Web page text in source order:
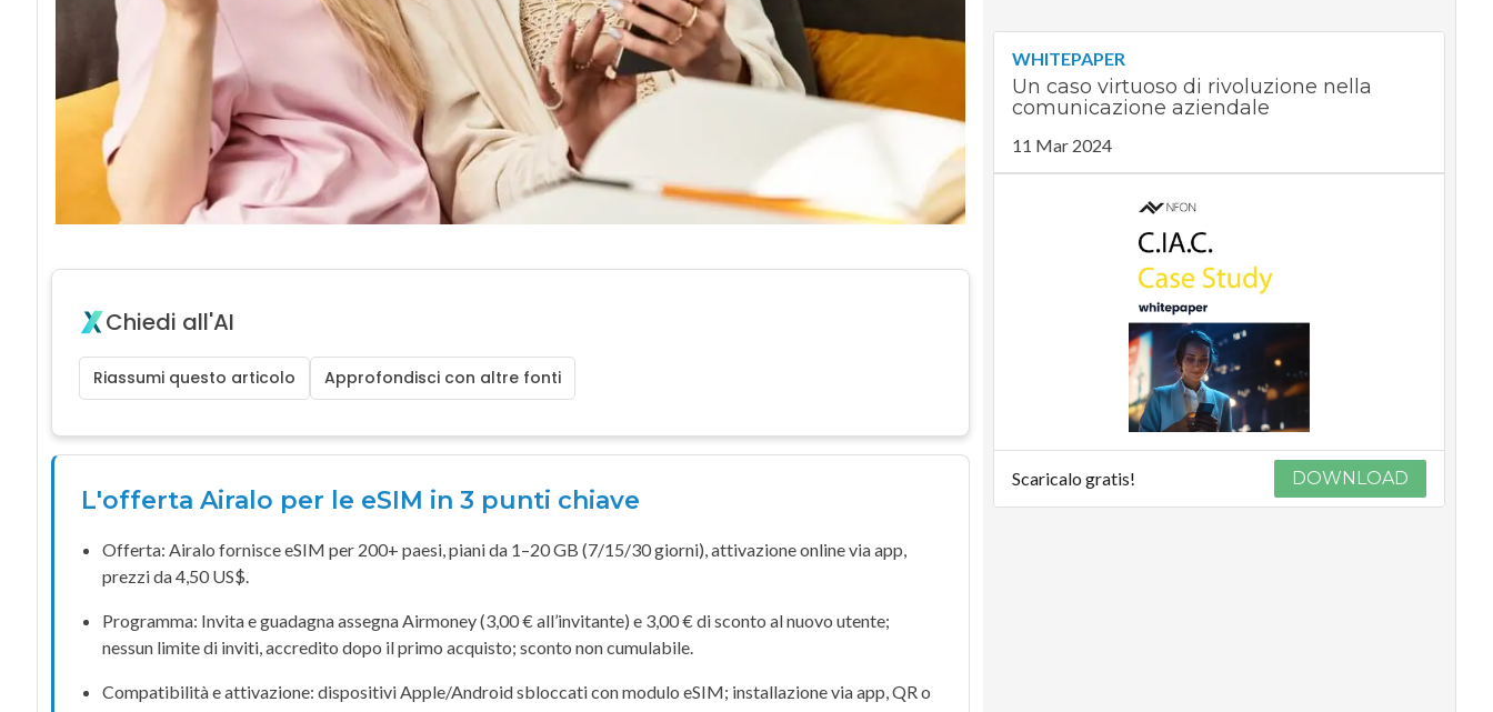
Chiedi all'AI
Riassumi questo articolo Approfondisci con altre fonti
L'offerta Airalo per le eSIM in 3 punti chiave
Offerta: Airalo fornisceeSIM per 200+ paesi, piani da 1–20GB (7/15/30 giorni), attivazione online viaapp,
prezzi da 4,50 US$.
Programma: Invita e guadagnaassegnaAirmoney(3,00 € all’invitante) e 3,00 € di sconto al nuovo utente;
nessun limite di inviti, accredito dopo il primo acquisto; sconto non cumulabile.
Compatibilità e attivazione: dispositivi Apple/Android sbloccati con modulo eSIM; installazione viaapp,QRo
WHITEPAPER
Un caso virtuoso di rivoluzione nella
comunicazione aziendale
11 Mar 2024
Scaricalo gratis! DOWNLOAD